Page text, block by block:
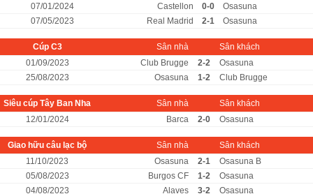
07/01/2024
Castellon 0-0
Osasuna
07/05/2023
Real Madrid 2-1 Osasuna
Cúp C3 Sân nhà
Sân khách
01/09/2023
Club Brugge 2-2
Osasuna
25/08/2023
Osasuna 1-2 Club Brugge
Siêu cúp Tây Ban Nha Sân nhà
Sân khách
12/01/2024
Barca 2-0 Osasuna
Giao hữu câu lạc bộ Sân nhà
Sân khách
11/10/2023
Osasuna 2-1
Osasuna B
05/08/2023
Burgos CF 1-2
Osasuna
04/08/2023
Alaves 3-2
Osasuna